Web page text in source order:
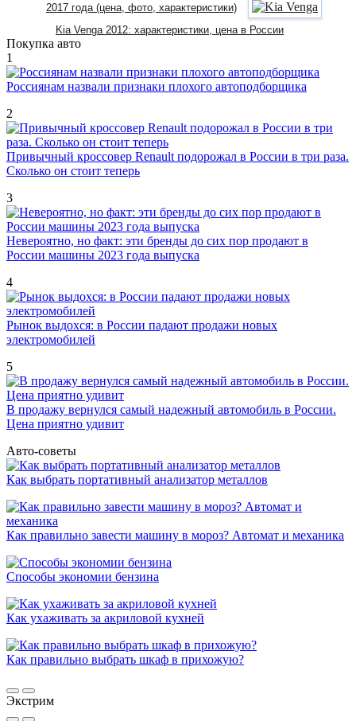
2017 года (цена, фото, характеристики)
Kia Venga 2012: характеристики, цена в России
Покупка авто
1
Россиянам назвали признаки плохого автоподборщика
2
Привычный кроссовер Renault подорожал в России в три раза.
Сколько он стоит теперь
3
Невероятно, но факт: эти бренды до сих пор продают в
России машины 2023 года выпуска
4
Рынок выдохся: в России падают продажи новых
электромобилей
5
В продажу вернулся самый надежный автомобиль в России.
Цена приятно удивит
Авто-советы
Как выбрать портативный анализатор металлов
Как правильно завести машину в мороз? Автомат и механика
Способы экономии бензина
Как ухаживать за акриловой кухней
Как правильно выбрать шкаф в прихожую?
Экстрим